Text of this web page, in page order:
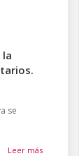
se
Leer más